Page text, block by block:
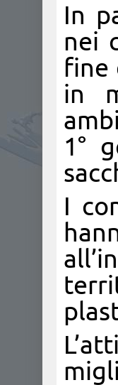
In
nei
fine
in
1°
I